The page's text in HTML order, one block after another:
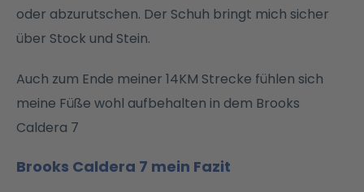
oder abzurutschen. Der Schuh bringt mich sicher
über Stock und Stein.
Auch zum Ende meiner 14KM Strecke fühlen sich
meine Füße wohl aufbehalten in dem Brooks
Caldera 7
Brooks Caldera 7 mein Fazit